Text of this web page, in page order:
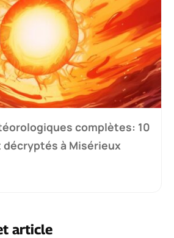
complètes: 10
à Misérieux
article